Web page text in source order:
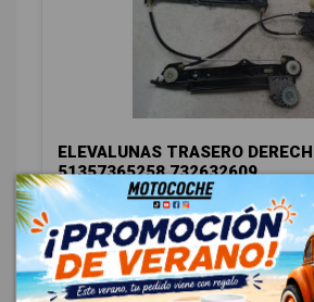
ELEVALUNAS TRASERO
51357365258 732632609
BMW SERIE 4 GRAN COUPE (F36) 420D
OEM:51357365258
ID:1343945
48,00 € Sin IVA